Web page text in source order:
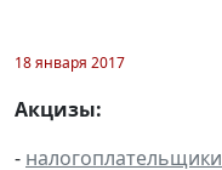
18 января 2017
Акцизы:
- налогоплательщики